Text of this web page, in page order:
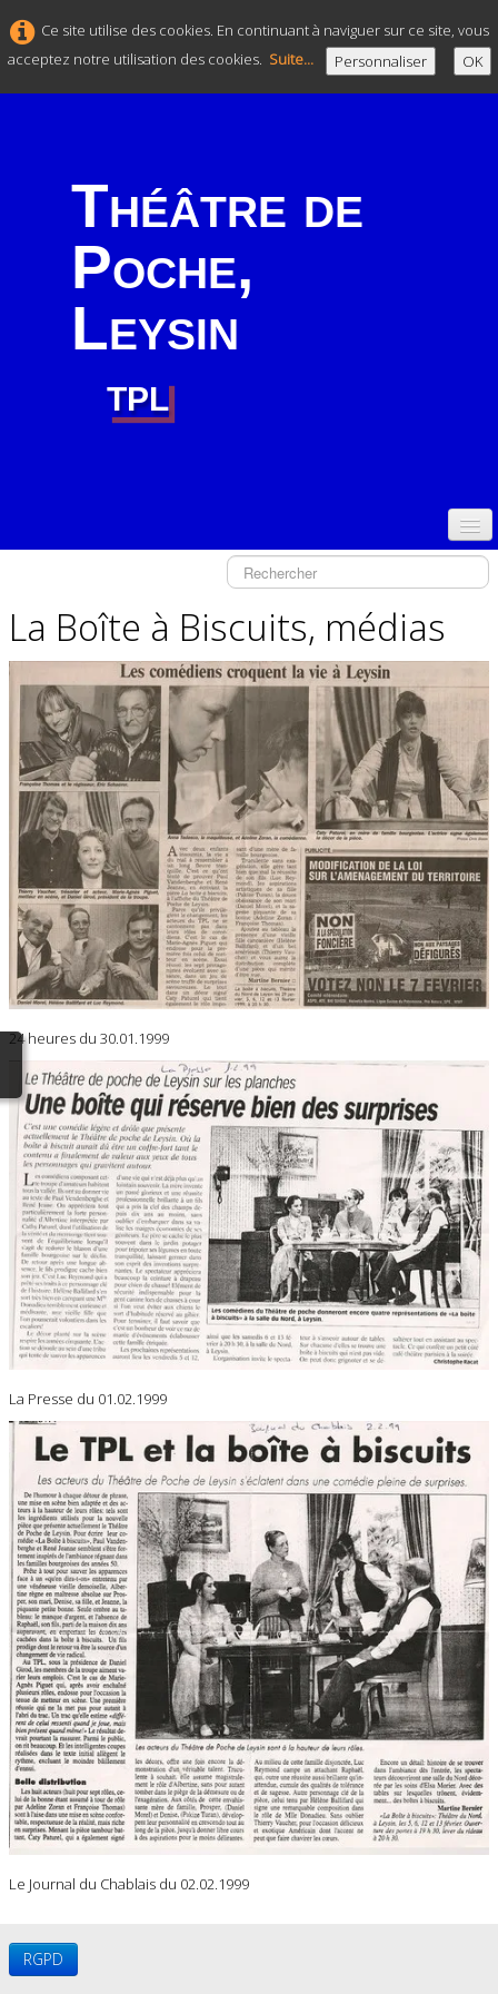
Ce site utilise des cookies. En continuant à naviguer sur ce site, vous
acceptez notre utilisation des cookies. Suite... Personnaliser OK
Théâtre de
Poche,
Leysin
TPL
GALERIE PHOTOS
HISTORIQUE
TPJLO
MÉDIAS
La Boîte à Biscuits, médias
24 heures du 30.01.1999
La Presse du 01.02.1999
Le Journal du Chablais du 02.02.1999
RGPD